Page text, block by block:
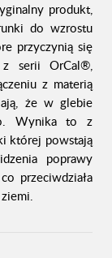
produkt,
do wzrostu
przyczynią się
serii OrCal®,
z materią
że w glebie
Wynika to z
której powstają
poprawy
przeciwdziała